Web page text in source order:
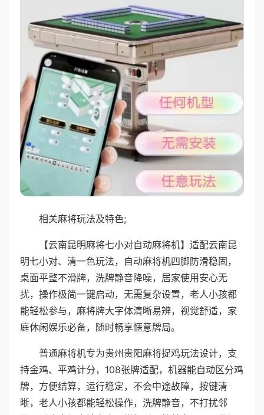
相关麻将玩法及特色;
【云南昆明麻将七小对自动麻将机】适配云南昆
明七小对、清一色玩法，自动麻将机四脚防滑稳固，
桌面平整不滑牌，洗牌静音降噪，居家使用安心无
扰，操作极简一键启动，无需复杂设置，老人小孩都
能轻松参与，麻将牌大字体清晰易辨，视觉舒适，家
庭休闲娱乐必备，随时畅享惬意牌局。
普通麻将机专为贵州贵阳麻将捉鸡玩法设计，支
持金鸡、平鸡计分，108张牌适配，机器能自动区分鸡
牌，方便结算，运行稳定，不会中途故障，按键清
晰，老人小孩都能轻松操作，洗牌静音，不打扰邻